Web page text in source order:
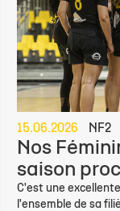
15.06.2026 NF2
Nos
saison
C'est une
l'ensemble de sa